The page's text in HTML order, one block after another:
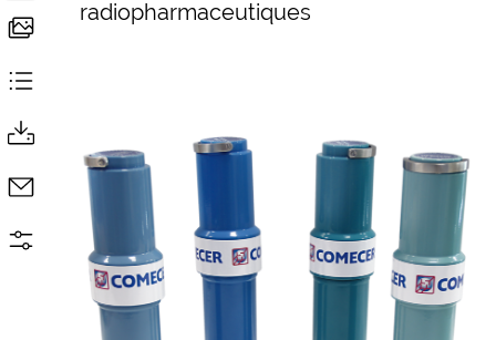
radiopharmaceutiques